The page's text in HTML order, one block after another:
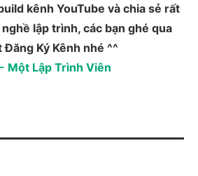
kênh YouTube và chia sẻ rất
lập trình, các bạn ghé qua
Ký Kênh nhé ^^
Một Lập Trình Viên